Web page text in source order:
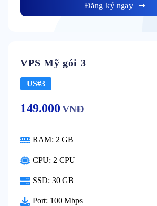
Đăng ký ngay
VPS Mỹ gói 3
US#3
149.000 VNĐ
RAM: 2 GB
CPU: 2 CPU
SSD: 30 GB
Port: 100 Mbps